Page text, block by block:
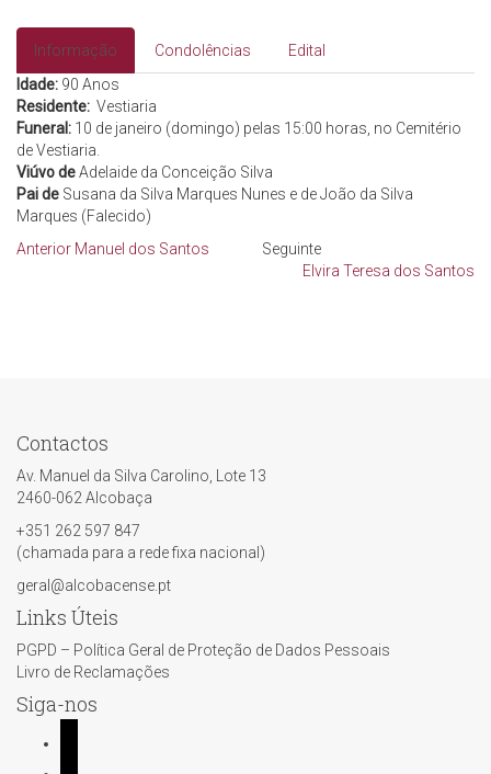
Informação Condolências
Edital
Idade: 90 Anos
Residente: Vestiaria
Funeral: 10 de janeiro (domingo) pelas 15:00 horas, no Cemitério
de Vestiaria.
Viúvo deAdelaide da Conceição Silva
Pai de Susana da Silva Marques Nunes e de João da Silva
Marques (Falecido)
Anterior Manuel dos Santos
Seguinte
Elvira Teresa dos Santos
Contactos
Av. Manuel da Silva Carolino, Lote 13
2460-062 Alcobaça
+351 262 597 847
(chamada para a rede fixa nacional)
geral@alcobacense.pt
Links Úteis
PGPD – Política Geral de Proteção de Dados Pessoais
Livro de Reclamações
Siga-nos